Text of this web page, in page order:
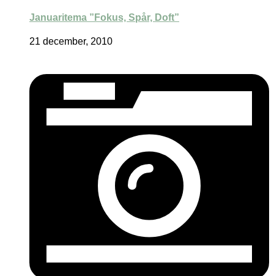
Januaritema ”Fokus, Spår, Doft”
21 december, 2010